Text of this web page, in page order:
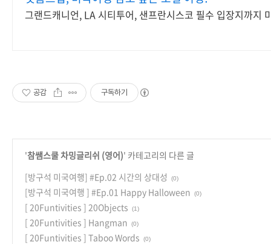
그랜드캐니언, LA 시티투어, 샌프란시스코 필수 입장지까지
공감 구독하기
'참쌤스쿨 차밍글리쉬 (영어)' 카테고리의 다른 글
[방구석 미국여행] #Ep.02 시간의 상대성
(0)
[방구석 미국여행 ] #Ep.01 Happy Halloween (0)
[ 20Funtivities ] 20Objects (1)
[ 20Funtivities ] Hangman (0)
[ 20Funtivities ] Taboo Words (0)